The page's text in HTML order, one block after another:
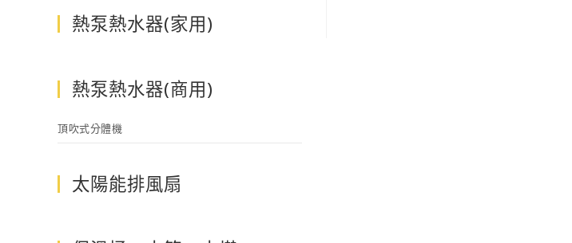
熱泵熱水器(家用)
熱泵熱水器(商用)
頂吹式分體機
太陽能排風扇